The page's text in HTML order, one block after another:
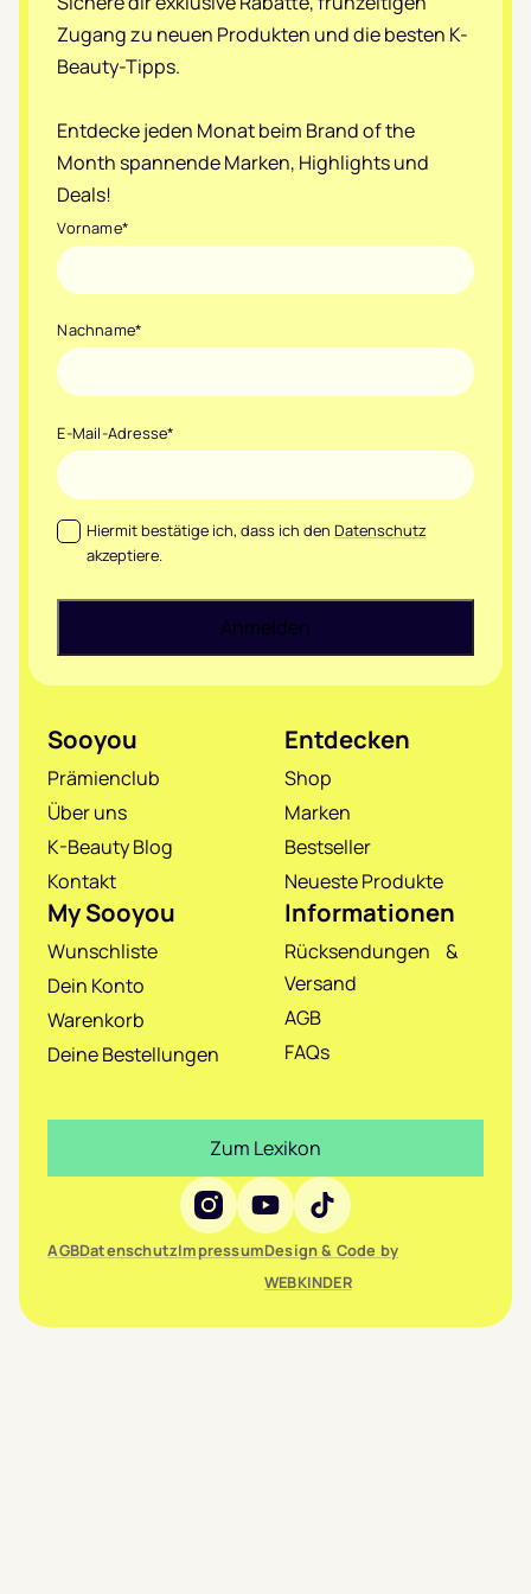
Zugang zu neuen Produkten und die besten K-
Beauty-Tipps.
Entdecke jeden Monat beim Brand of the
Month spannende Marken, Highlights und
Deals!
Vorname*
Nachname*
E-Mail-Adresse*
Datenschutz*
Hiermit bestätige ich, dass ich den Datenschutz
akzeptiere.
Sooyou
Prämienclub
Über uns
K-Beauty Blog
Kontakt
Entdecken
Shop
Marken
Bestseller
Neueste Produkte
My Sooyou
Wunschliste
Dein Konto
Warenkorb
Deine Bestellungen
Informationen
Rücksendungen &
Versand
AGB
FAQs
Social Media
AGBDatenschutzImpressumDesign & Code by
WEBKINDER
Zum Lexikon